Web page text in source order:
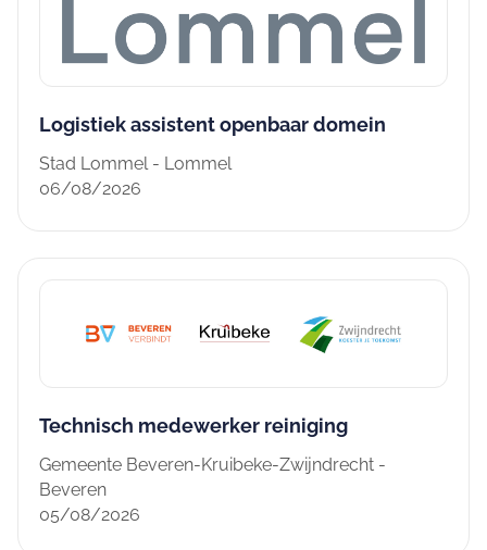
Logistiek assistent openbaar domein
Stad Lommel - Lommel
06/08/2026
Technisch medewerker reiniging
Gemeente Beveren-Kruibeke-Zwijndrecht -
Beveren
05/08/2026